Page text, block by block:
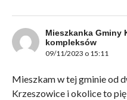
Mieszkanka Gminy
kompleksów
09/11/2023 o 15:11
Mieszkam w tej gminie od
Krzeszowice i okolice to